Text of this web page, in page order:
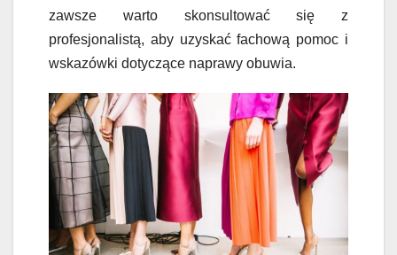
zawsze warto skonsultować się z
profesjonalistą, aby uzyskać fachową pomoc i
wskazówki dotyczące naprawy obuwia.